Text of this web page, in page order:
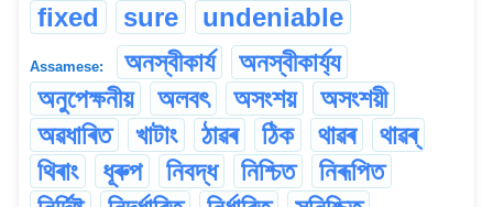
fixed
sure undeniable
Assamese: অনস্বীকাৰ্য
অনস্বীকাৰ্য্য
অনুপেক্ষনীয়
অলবৎ অসংশয়
অসংশয়ী
অৱধাৰিত
খাটাং ঠাৱৰ ঠিক থাৱৰ
থাৱৰ্
থিৰাং
ধূৰুপ নিবদ্ধ নিশ্চিত
নিৰূপিত